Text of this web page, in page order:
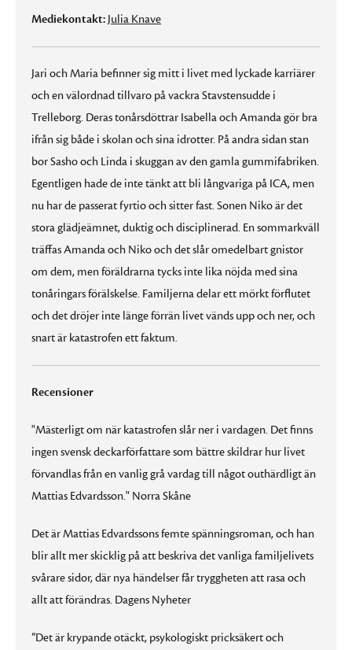
Mediekontakt:Julia Knave
Jari och Maria befinner sig mitt i livet med lyckade karriärer
och en välordnad tillvaro på vackra Stavstensudde i
Trelleborg. Deras tonårsdöttrar Isabella och Amanda gör bra
ifrån sig både i skolan och sina idrotter. På andra sidan stan
bor Sasho och Linda i skuggan av den gamla gummifabriken.
Egentligen hade de inte tänkt att bli långvariga på ICA, men
nu har de passerat fyrtio och sitter fast. Sonen Niko är det
stora glädjeämnet, duktig och disciplinerad. En sommarkväll
träffas Amanda och Niko och det slår omedelbart gnistor
om dem, men föräldrarna tycks inte lika nöjda med sina
tonåringars förälskelse. Familjerna delar ett mörkt förflutet
och det dröjer inte länge förrän livet vänds upp och ner, och
snart är katastrofen ett faktum.
Recensioner
"Mästerligt om när katastrofen slår ner i vardagen. Det finns
ingen svensk deckarförfattare som bättre skildrar hur livet
förvandlas från en vanlig grå vardag till något outhärdligt än
Mattias Edvardsson." Norra Skåne
Det är Mattias Edvardssons femte spänningsroman, och han
blir allt mer skicklig på att beskriva det vanliga familjelivets
svårare sidor, där nya händelser får tryggheten att rasa och
allt att förändras. Dagens Nyheter
”Det är krypande otäckt, psykologiskt pricksäkert och